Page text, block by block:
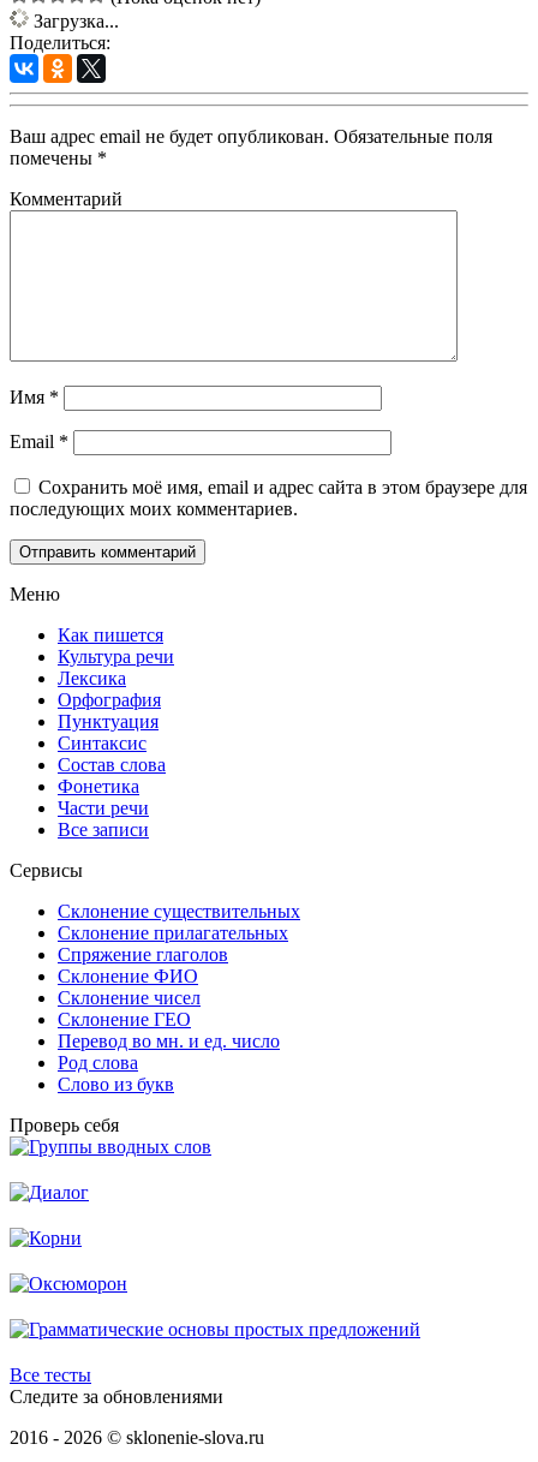
Загрузка...
Поделиться:
Ваш адрес email не будет опубликован. Обязательные поля
помечены *
Комментарий
Имя *
Email *
Сохранить моё имя, email и адрес сайта в этом браузере для
последующих моих комментариев.
Меню
Как пишется
Культура речи
Лексика
Орфография
Пунктуация
Синтаксис
Состав слова
Фонетика
Части речи
Все записи
Сервисы
Склонение существительных
Склонение прилагательных
Спряжение глаголов
Склонение ФИО
Склонение чисел
Склонение ГЕО
Перевод во мн. и ед. число
Род слова
Слово из букв
Проверь себя
Все тесты
Следите за обновлениями
2016 - 2026 © sklonenie-slova.ru